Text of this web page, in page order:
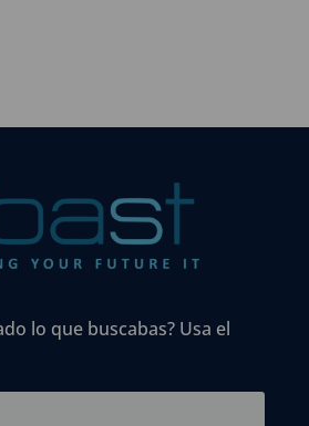
lo que buscabas? Usa el